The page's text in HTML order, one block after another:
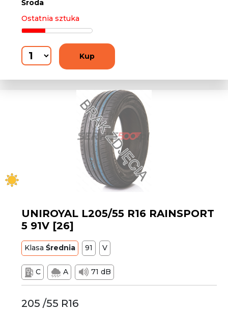
Środa
Ostatnia sztuka
Kup
UNIROYAL L205/55 R16 RAINSPORT
5 91V [26]
KlasaŚrednia 91 V
C A 71 dB
205 /55 R16